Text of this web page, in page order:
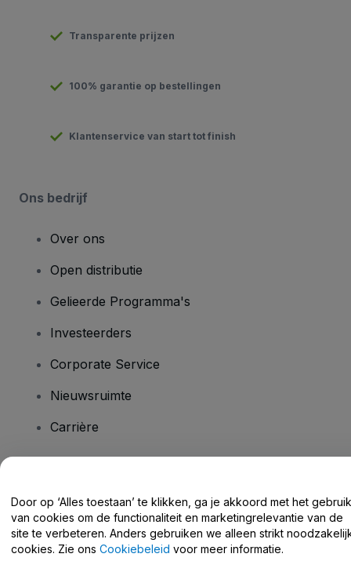
Transparente prijzen
100% garantie op bestellingen
Klantenservice van start tot finish
Ons bedrijf
Over ons
Open distributie
Gelieerde Programma's
Investeerders
Corporate Service
Nieuwsruimte
Carrière
Helpcentrum / Neem Contact Met Ons Op
Door op ‘Alles toestaan’ te klikken, ga je akkoord met het gebruik
van cookies om de functionaliteit en marketingrelevantie van de
site te verbeteren. Anders gebruiken we alleen strikt
cookies. Zie ons Cookiebeleid voor meer informatie.